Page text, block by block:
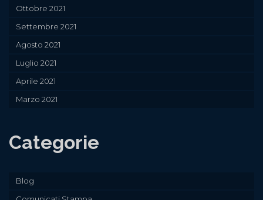
Ottobre 2021
Settembre 2021
Agosto 2021
Luglio 2021
Aprile 2021
Marzo 2021
Categorie
Blog